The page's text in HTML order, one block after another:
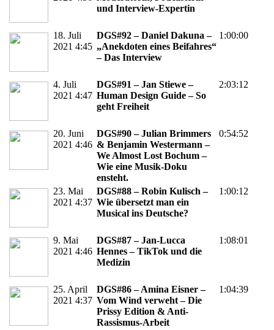
und Interview-Expertin
18. Juli
2021 4:45
DGS#92 – Daniel Dakuna –
„Anekdoten eines Beifahres“
– Das Interview
1:00:00
4. Juli
2021 4:47
DGS#91 – Jan Stiewe –
Human Design Guide – So
geht Freiheit
2:03:12
20. Juni
2021 4:46
DGS#90 – Julian Brimmers
& Benjamin Westermann –
We Almost Lost Bochum –
Wie eine Musik-Doku
ensteht.
0:54:52
23. Mai
2021 4:37
DGS#88 – Robin Kulisch –
Wie übersetzt man ein
Musical ins Deutsche?
1:00:12
9. Mai
2021 4:46
DGS#87 – Jan-Lucca
Hennes – TikTok und die
Medizin
1:08:01
25. April
2021 4:37
DGS#86 – Amina Eisner –
Vom Wind verweht – Die
Prissy Edition & Anti-
Rassismus-Arbeit
1:04:39